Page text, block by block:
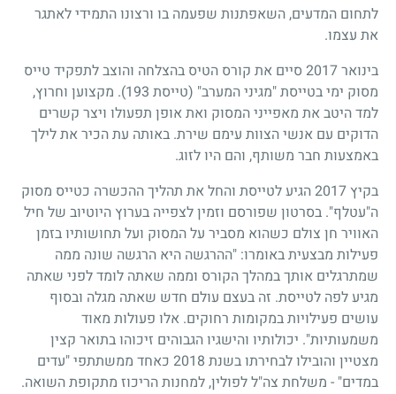
לתחום המדעים, השאפתנות שפעמה בו ורצונו התמידי לאתגר
את עצמו.
בינואר 2017 סיים את קורס הטיס בהצלחה והוצב לתפקיד טייס
מסוק ימי בטייסת "מגיני המערב" (טייסת 193). מקצוען וחרוץ,
למד היטב את מאפייני המסוק ואת אופן תפעולו ויצר קשרים
הדוקים עם אנשי הצוות עימם שירת. באותה עת הכיר את לילך
באמצעות חבר משותף, והם היו לזוג.
בקיץ 2017 הגיע לטייסת והחל את תהליך ההכשרה כטייס מסוק
ה"עטלף". בסרטון שפורסם וזמין לצפייה בערוץ היוטיוב של חיל
האוויר חן צולם כשהוא מסביר על המסוק ועל תחושותיו בזמן
פעילות מבצעית באומרו: "ההרגשה היא הרגשה שונה ממה
שמתרגלים אותך במהלך הקורס וממה שאתה לומד לפני שאתה
מגיע לפה לטייסת. זה בעצם עולם חדש שאתה מגלה ובסוף
עושים פעילויות במקומות רחוקים. אלו פעולות מאוד
משמעותיות". יכולותיו והישגיו הגבוהים זיכוהו בתואר קצין
מצטיין והובילו לבחירתו בשנת 2018 כאחד ממשתתפי "עדים
במדים" - משלחת צה"ל לפולין, למחנות הריכוז מתקופת השואה.